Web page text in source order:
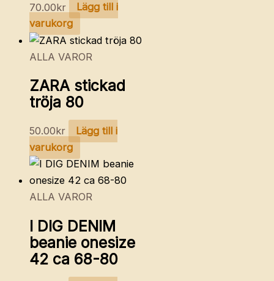
70.00kr
Lägg till i
varukorg
ALLA VAROR
ZARA stickad
tröja 80
50.00kr
Lägg till i
varukorg
ALLA VAROR
I DIG DENIM
beanie onesize
42 ca 68-80